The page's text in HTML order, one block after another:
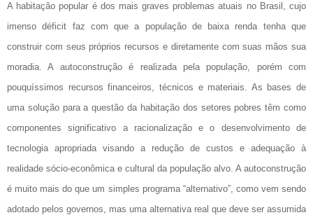
A habitação popular é dos mais graves problemas atuais no Brasil, cujo
imenso déficit faz com que a população de baixa renda tenha que
construir com seus próprios recursos e diretamente com suas mãos sua
moradia. A autoconstrução é realizada pela população, porém com
pouquíssimos recursos financeiros, técnicos e materiais. As bases de
uma solução para a questão da habitação dos setores pobres têm como
componentes significativo a racionalização e o desenvolvimento de
tecnologia apropriada visando a redução de custos e adequação à
realidade sócio-econômica e cultural da população alvo. A autoconstrução
é muito mais do que um simples programa “alternativo”, como vem sendo
adotado pelos governos, mas uma alternativa real que deve ser assumida